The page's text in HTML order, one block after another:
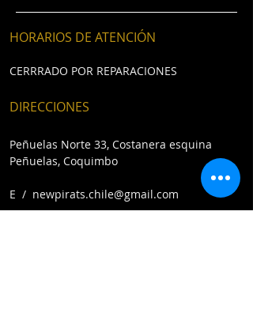
HORARIOS DE ATENCIÓN
CERRRADO POR REPARACIONES
DIRECCIONES
Peñuelas Norte 33, Costanera esquina
Peñuelas, Coquimbo​
E / newpirats.chile@gmail.com